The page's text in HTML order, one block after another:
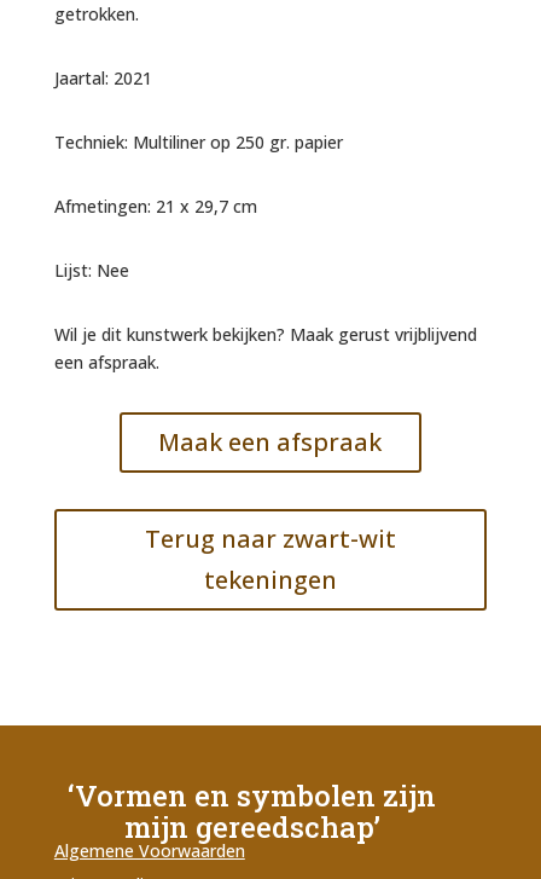
getrokken.
Jaartal: 2021
Techniek: Multiliner op 250 gr. papier
Afmetingen: 21 x 29,7 cm
Lijst: Nee
Wil je dit kunstwerk bekijken? Maak gerust vrijblijvend
een afspraak.
Maak een afspraak
Terug naar zwart-wit
tekeningen
‘Vormen en symbolen zijn
mijn gereedschap’
Algemene Voorwaarden